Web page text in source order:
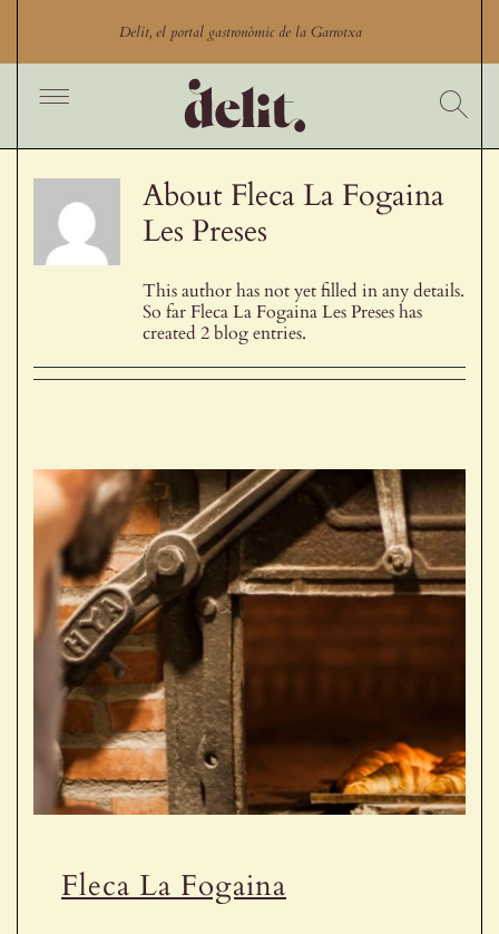
Delit, el portal gastronòmic de la Garrotxa
Toggle
Cercador
Productes
Productors
Restaurants Garrotxa
Comerços gastronòmics
Receptes de la Garrotxa
About Fleca La Fogaina
Les Preses
This author has not yet filled in any details.
So far Fleca La Fogaina Les Preses has
created 2 blog entries.
Fleca La Fogaina